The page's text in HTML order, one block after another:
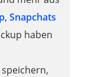
, Snapchats
haben